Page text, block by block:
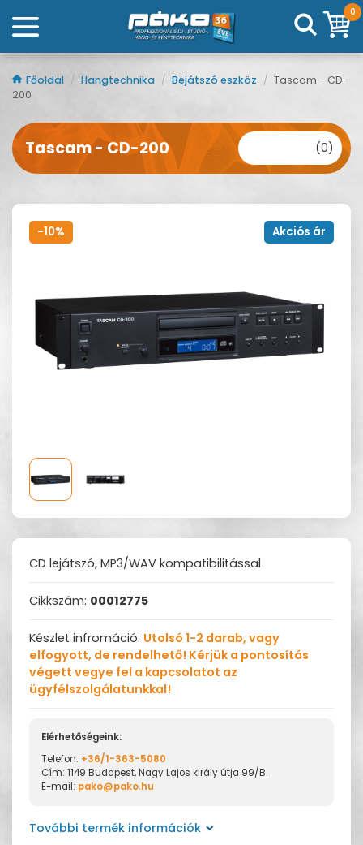
0
Főoldal / Hangtechnika / Bejátszó eszköz / Tascam - CD-
200
Tascam - CD-200 (0)
-10% Akciós ár
CD lejátszó, MP3/WAV kompatibilitással
Cikkszám: 00012775
Készlet infromáció: Utolsó 1-2 darab, vagy
elfogyott, de rendelhető! Kérjük a pontosítás
végett vegye fel a kapcsolatot az
ügyfélszolgálatunkkal!
Elérhetőségeink:
Telefon: +36/1-363-5080
Cím: 1149 Budapest, Nagy Lajos király útja 99/B.
E-mail: pako@pako.hu
További termék információk